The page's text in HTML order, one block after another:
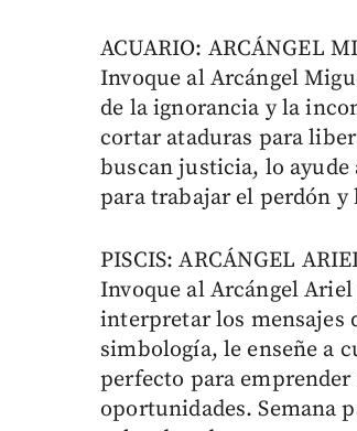
ACUARIO: ARCÁNGEL
Invoque al Arcángel
de la ignorancia y la
cortar ataduras para
buscan justicia, lo ayude
para trabajar el perdón
PISCIS: ARCÁNGEL
Invoque al Arcángel
interpretar los mensajes
simbología, le enseñe a
perfecto para emprender
oportunidades. Semana